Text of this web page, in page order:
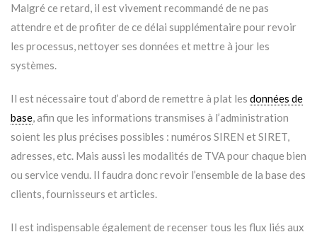
Malgré ce retard, il est vivement recommandé de ne pas
attendre et de profiter de ce délai supplémentaire pour revoir
les processus, nettoyer ses données et mettre à jour les
systèmes.
Il est nécessaire tout d’abord de remettre à plat les données de
base, afin que les informations transmises à l’administration
soient les plus précises possibles : numéros SIREN et SIRET,
adresses, etc. Mais aussi les modalités de TVA pour chaque bien
ou service vendu. Il faudra donc revoir l’ensemble de la base des
clients, fournisseurs et articles.
Il est indispensable également de recenser tous les flux liés aux